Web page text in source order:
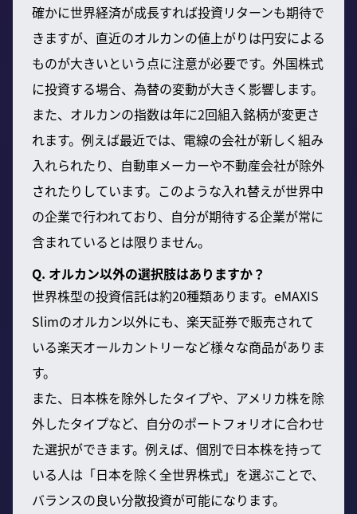
確かに世界経済が成長すれば投資リターンも期待で
きますが、直近のオルカンの値上がりは円安による
ものが大きいという点に注意が必要です。外国株式
に投資する場合、為替の変動が大きく影響します。
また、オルカンの指数は年に2回組入銘柄が変更さ
れます。例えば最近では、電線の会社が新しく組み
入れられたり、自動車メーカーや不動産会社が除外
されたりしています。このような入れ替えが世界中
の企業で行われており、自分が期待する企業が常に
含まれているとは限りません。
Q. オルカン以外の選択肢はありますか？
世界株型の投資信託は約20種類あります。eMAXIS
Slimのオルカン以外にも、楽天証券で販売されて
いる楽天オールカントリーなど様々な商品がありま
す。
また、日本株を除外したタイプや、アメリカ株を除
外したタイプなど、自分のポートフォリオに合わせ
た選択ができます。例えば、個別で日本株を持って
いる人は「日本を除く全世界株式」を選ぶことで、
バランスの良い分散投資が可能になります。